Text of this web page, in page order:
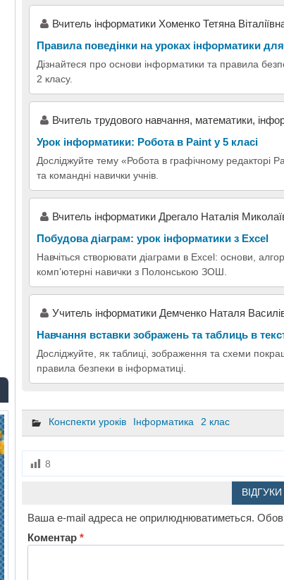
Вчитель інформатики Хоменко Тетяна
Правила поведінки на уроках інформатики
Дізнайтеся про основи інформатики та правила
2 класу.
Вчитель трудового навчання, математики,
Урок інформатики: Робота в Paint у 5 класі
Досліджуйте тему «Робота в графічному редакторі
та командні навички учнів.
Вчитель інформатики Дрегало Наталія
Побудова діаграм: урок інформатики з Excel
Навчіться створювати діаграми в Excel: основи,
комп’ютерні навички з Полонською ЗОШ.
Учитель інформатики Демченко Наталя
Навчання вставки зображень та таблиць в
Досліджуйте, як таблиці, зображення та схеми
правила безпеки в інформатиці.
Конспекти уроків Інформатика 2 клас
8
Ваша e-mail адреса не оприлюднюватиметься.
Коментар *